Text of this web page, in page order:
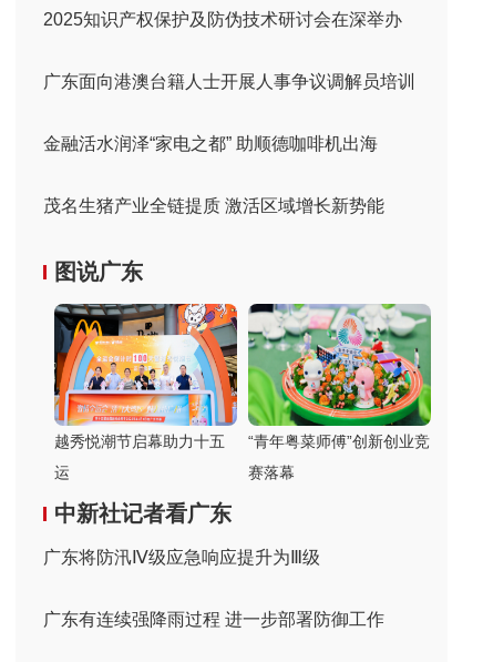
2025知识产权保护及防伪技术研讨会在深举办
广东面向港澳台籍人士开展人事争议调解员培训
金融活水润泽“家电之都” 助顺德咖啡机出海
茂名生猪产业全链提质 激活区域增长新势能
图说广东
越秀悦潮节启幕助力十五
运
“青年粤菜师傅”创新创业竞
赛落幕
中新社记者看广东
广东将防汛Ⅳ级应急响应提升为Ⅲ级
广东有连续强降雨过程 进一步部署防御工作